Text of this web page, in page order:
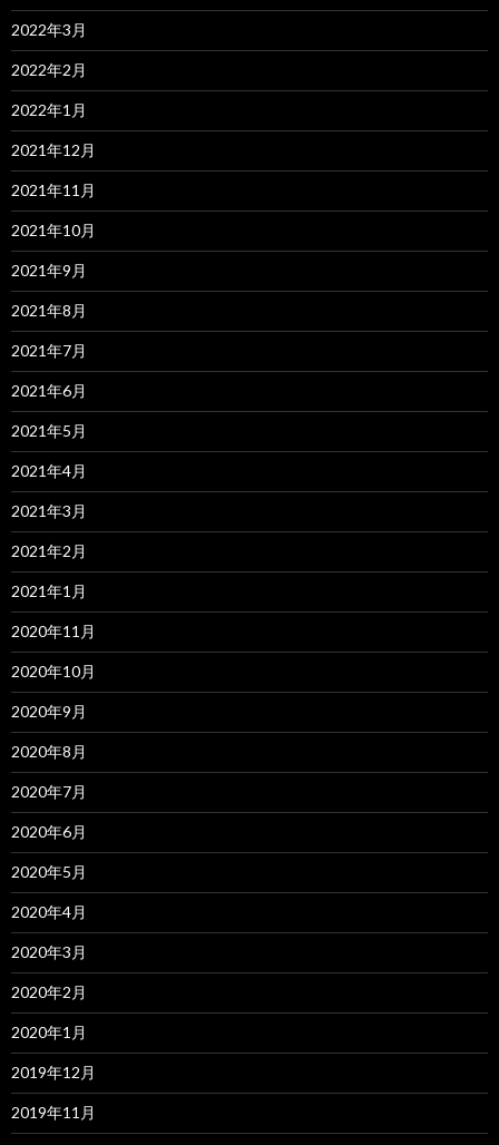
2022年3月
2022年2月
2022年1月
2021年12月
2021年11月
2021年10月
2021年9月
2021年8月
2021年7月
2021年6月
2021年5月
2021年4月
2021年3月
2021年2月
2021年1月
2020年11月
2020年10月
2020年9月
2020年8月
2020年7月
2020年6月
2020年5月
2020年4月
2020年3月
2020年2月
2020年1月
2019年12月
2019年11月